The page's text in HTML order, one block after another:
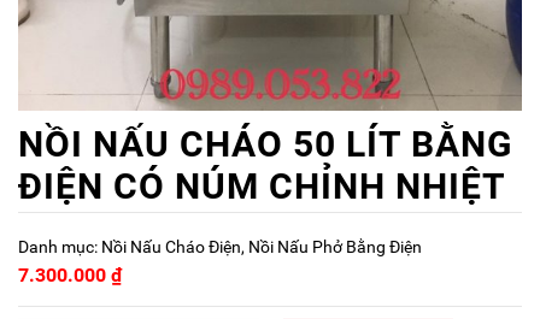
NỒI NẤU CHÁO 50 LÍT BẰNG
ĐIỆN CÓ NÚM CHỈNH NHIỆT
Danh mục: Nồi Nấu Cháo Điện, Nồi Nấu Phở Bằng Điện
7.300.000 ₫